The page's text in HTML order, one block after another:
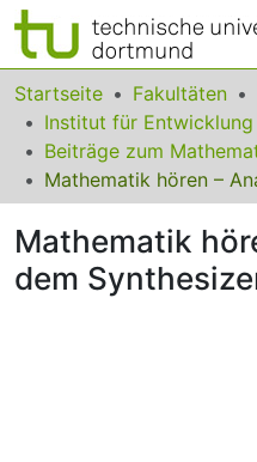
Bereiche & Sammlungen
Das gesamte
Statistiken
FAQ
Leitlinien
Startseite Fakultäten
Mathematik
dem